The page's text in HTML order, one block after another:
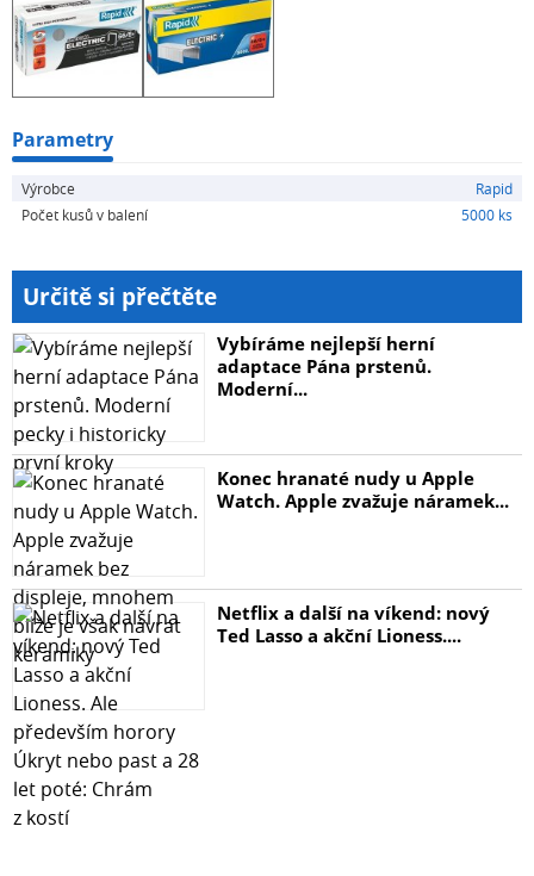
Parametry
Výrobce
Rapid
Počet kusů v balení
5000 ks
Určitě si přečtěte
Vybíráme nejlepší herní
adaptace Pána prstenů.
Moderní...
Konec hranaté nudy u Apple
Watch. Apple zvažuje náramek...
Netflix a další na víkend: nový
Ted Lasso a akční Lioness....